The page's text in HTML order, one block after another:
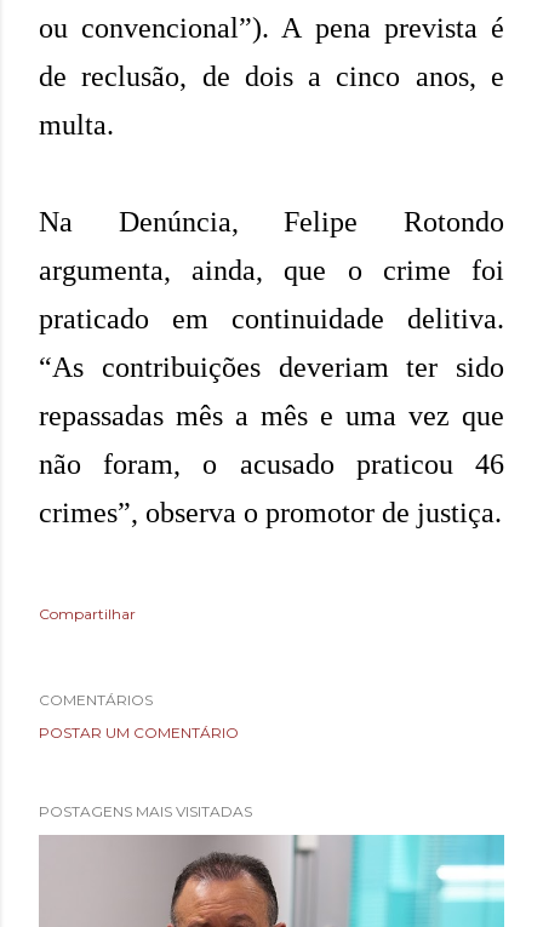
ou convencional”). A pena prevista é
de reclusão, de dois a cinco anos, e
multa.
Na Denúncia, Felipe Rotondo
argumenta, ainda, que o crime foi
praticado em continuidade delitiva.
“As contribuições deveriam ter sido
repassadas mês a mês e uma vez que
não foram, o acusado praticou 46
crimes”, observa o promotor de justiça.
Compartilhar
COMENTÁRIOS
POSTAR UM COMENTÁRIO
POSTAGENS MAIS VISITADAS